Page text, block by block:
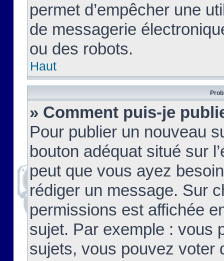
permet d’empêcher une
de messagerie
ou des robots.
Haut
» Comment puis-je
Pour publier un nouveau
bouton adéquat situé sur
peut que vous ayez
rédiger un message. Sur
permissions est affichée
sujet. Par exemple : vous
sujets, vous pouvez voter